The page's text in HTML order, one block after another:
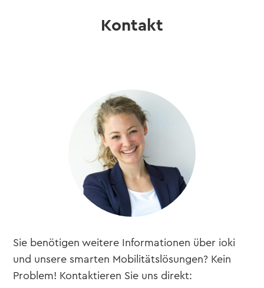
Kontakt
Sie benötigen weitere Informationen über ioki
und unsere smarten Mobilitätslösungen? Kein
Problem! Kontaktieren Sie uns direkt: